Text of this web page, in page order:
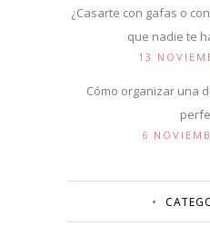
¿Casarte con gafas o
que nadie te
13
Cómo organizar una
6